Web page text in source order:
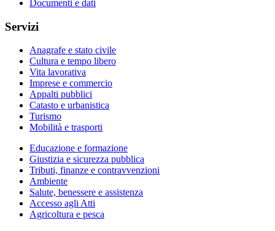
Documenti e dati
Servizi
Anagrafe e stato civile
Cultura e tempo libero
Vita lavorativa
Imprese e commercio
Appalti pubblici
Catasto e urbanistica
Turismo
Mobilità e trasporti
Educazione e formazione
Giustizia e sicurezza pubblica
Tributi, finanze e contravvenzioni
Ambiente
Salute, benessere e assistenza
Accesso agli Atti
Agricoltura e pesca